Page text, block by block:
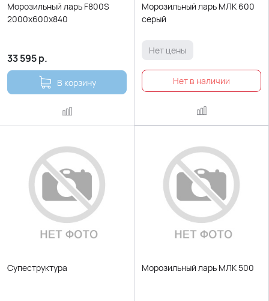
Морозильный ларь F800S
2000х600х840
33 595р.
В корзину
Морозильный ларь МЛК 600
серый
Нет цены
Супеструктура Морозильный ларь МЛК 500